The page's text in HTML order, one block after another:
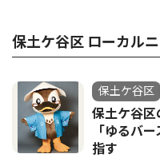
保土ケ谷区 ローカル
保土ケ谷区
保土ケ谷
「ゆるバ
指す